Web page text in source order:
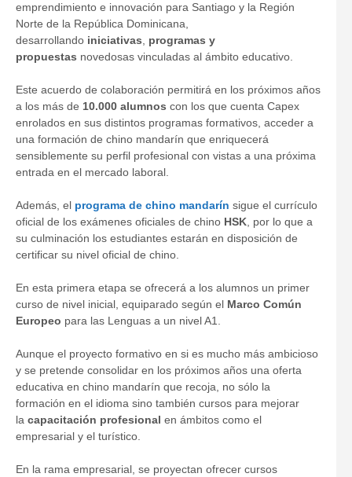
emprendimiento e innovación para Santiago y la Región
Norte de la República Dominicana,
desarrollando iniciativas, programas y
propuestas novedosas vinculadas al ámbito educativo.
Este acuerdo de colaboración permitirá en los próximos años
a los más de 10.000 alumnos con los que cuenta Capex
enrolados en sus distintos programas formativos, acceder a
una formación de chino mandarín que enriquecerá
sensiblemente su perfil profesional con vistas a una próxima
entrada en el mercado laboral.
Además, el programa de chino mandarín sigue el currículo
oficial de los exámenes oficiales de chino HSK, por lo que a
su culminación los estudiantes estarán en disposición de
certificar su nivel oficial de chino.
En esta primera etapa se ofrecerá a los alumnos un primer
curso de nivel inicial, equiparado según el Marco Común
Europeo para las Lenguas a un nivel A1.
Aunque el proyecto formativo en si es mucho más ambicioso
y se pretende consolidar en los próximos años una oferta
educativa en chino mandarín que recoja, no sólo la
formación en el idioma sino también cursos para mejorar
la capacitación profesional en ámbitos como el
empresarial y el turístico.
En la rama empresarial, se proyectan ofrecer cursos